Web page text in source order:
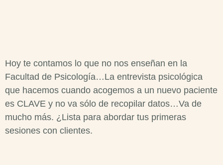
Hoy te contamos lo que no nos enseñan en la
Facultad de Psicología…La entrevista psicológica
que hacemos cuando acogemos a un nuevo paciente
es CLAVE y no va sólo de recopilar datos…Va de
mucho más. ¿Lista para abordar tus primeras
sesiones con clientes.